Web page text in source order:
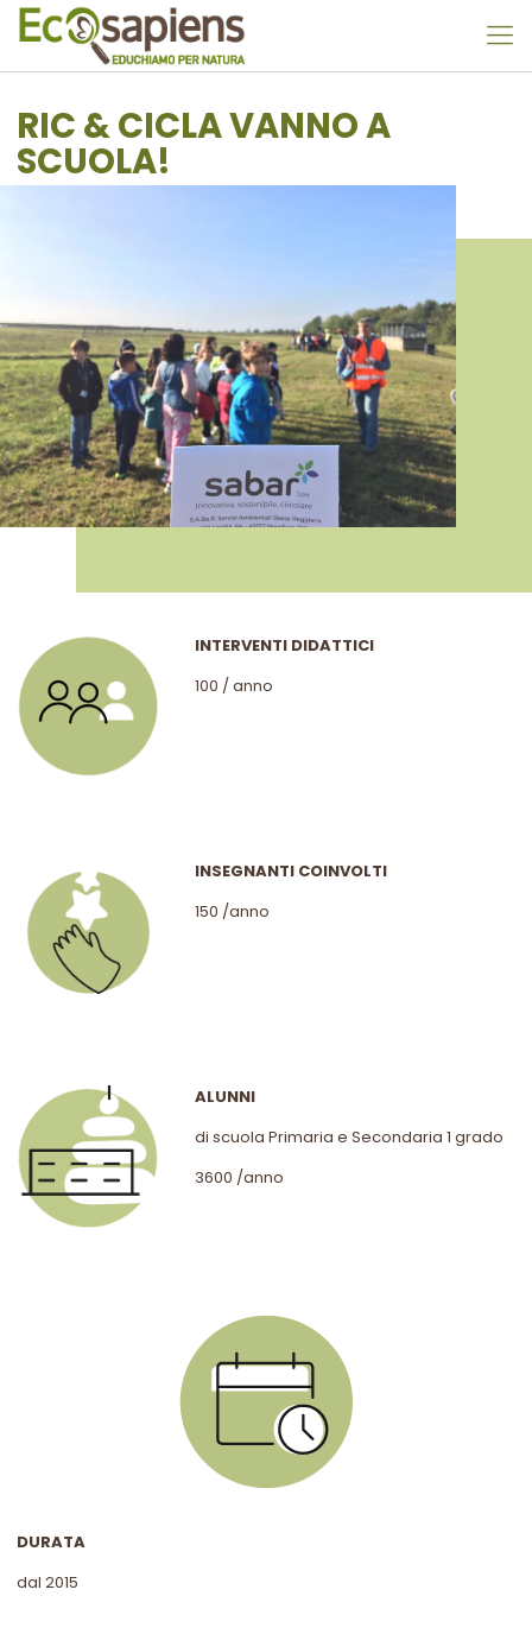
RIC & CICLA VANNO A
SCUOLA!
INTERVENTI DIDATTICI
100 / anno
INSEGNANTI COINVOLTI
150 /anno
ALUNNI
di scuola Primaria e Secondaria 1 grado
3600 /anno
DURATA
dal 2015